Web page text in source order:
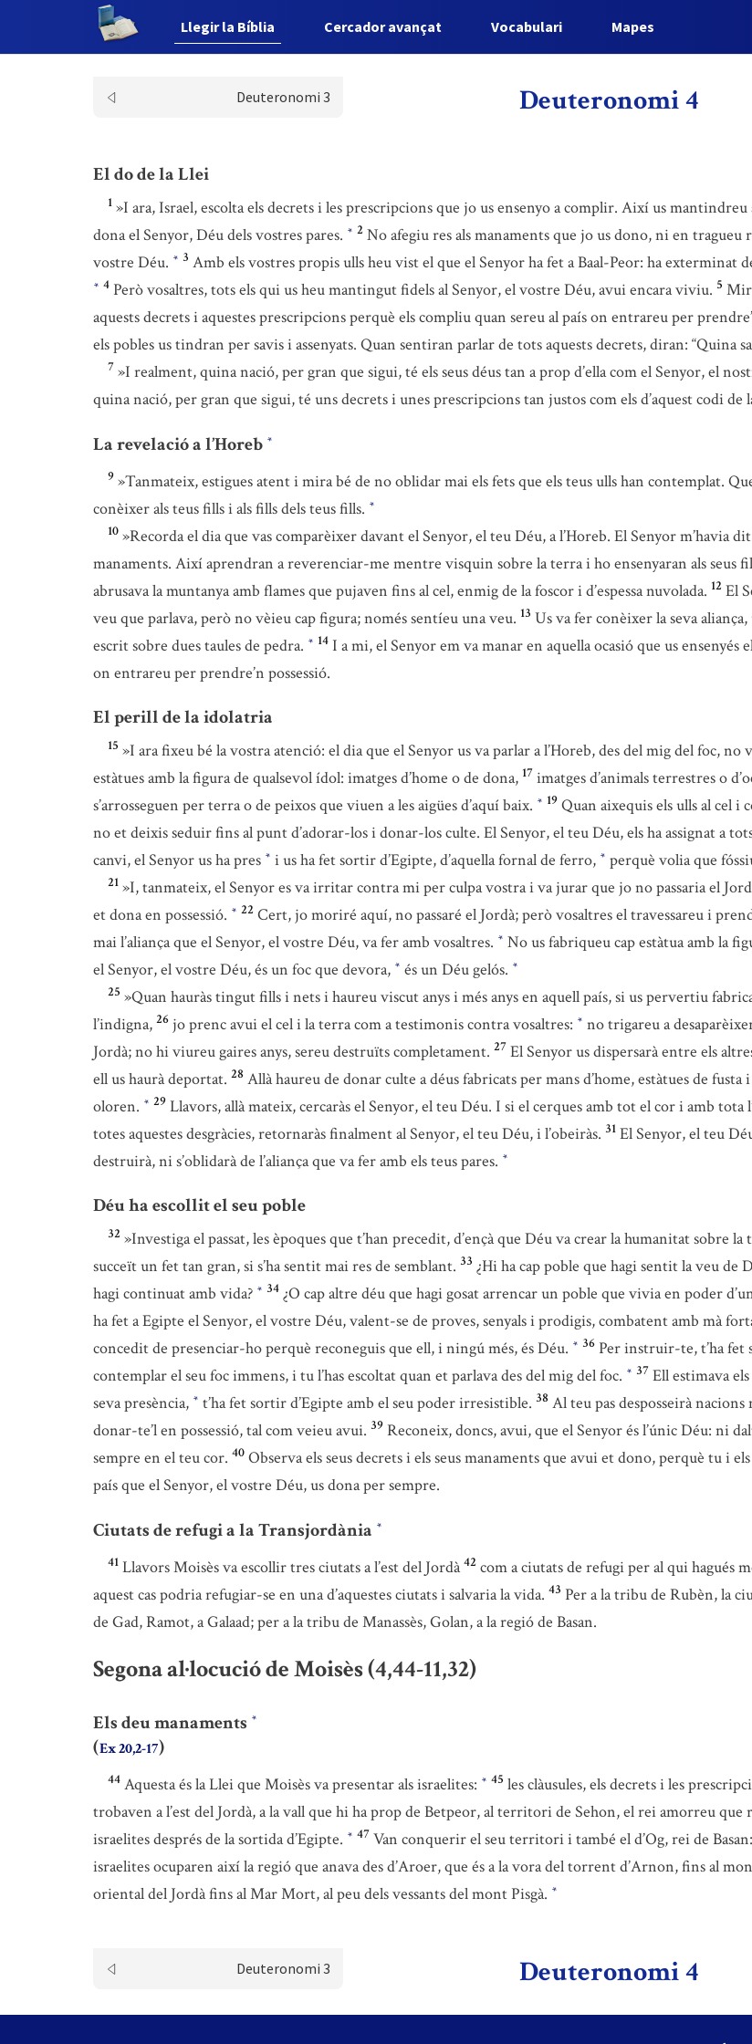
Llegir la Bíblia Cercador avançat Vocabulari Mapes
Deuteronomi 3 Deuteronomi 4
El do de la Llei
1 »I ara, Israel, escolta els decrets i les prescripcions que jo us ensenyo a complir. Així us
dona el Senyor, Déu dels vostres pares. * 2 No afegiu res als manaments que jo us dono, ni en
vostre Déu. * 3 Amb els vostres propis ulls heu vist el que el Senyor ha fet a Baal-Peor: ha exterminat
* 4 Però vosaltres, tots els qui us heu mantingut fidels al Senyor, el vostre Déu, avui encara viviu. 5
aquests decrets i aquestes prescripcions perquè els compliu quan sereu al país on entrareu per
els pobles us tindran per savis i assenyats. Quan sentiran parlar de tots aquests decrets, diran: “Quina
7 »I realment, quina nació, per gran que sigui, té els seus déus tan a prop d’ella com el Senyor, el
quina nació, per gran que sigui, té uns decrets i unes prescripcions tan justos com els d’aquest codi de
La revelació a l’Horeb *
9 »Tanmateix, estigues atent i mira bé de no oblidar mai els fets que els teus ulls han contemplat.
conèixer als teus fills i als fills dels teus fills. *
10 »Recorda el dia que vas comparèixer davant el Senyor, el teu Déu, a l’Horeb. El Senyor m’havia
manaments. Així aprendran a reverenciar-me mentre visquin sobre la terra i ho ensenyaran als seus
abrusava la muntanya amb flames que pujaven fins al cel, enmig de la foscor i d’espessa nuvolada. 12 El
veu que parlava, però no vèieu cap figura; només sentíeu una veu. 13 Us va fer conèixer la seva
escrit sobre dues taules de pedra. * 14 I a mi, el Senyor em va manar en aquella ocasió que us
on entrareu per prendre’n possessió.
El perill de la idolatria
15 »I ara fixeu bé la vostra atenció: el dia que el Senyor us va parlar a l’Horeb, des del mig del foc, no
estàtues amb la figura de qualsevol ídol: imatges d’home o de dona, 17 imatges d’animals terrestres o
s’arrosseguen per terra o de peixos que viuen a les aigües d’aquí baix. * 19 Quan aixequis els ulls al cel i
no et deixis seduir fins al punt d’adorar-los i donar-los culte. El Senyor, el teu Déu, els ha assignat a
canvi, el Senyor us ha pres * i us ha fet sortir d’Egipte, d’aquella fornal de ferro, * perquè volia que
21 »I, tanmateix, el Senyor es va irritar contra mi per culpa vostra i va jurar que jo no passaria el
et dona en possessió. * 22 Cert, jo moriré aquí, no passaré el Jordà; però vosaltres el travessareu i
mai l’aliança que el Senyor, el vostre Déu, va fer amb vosaltres. * No us fabriqueu cap estàtua amb la
el Senyor, el vostre Déu, és un foc que devora, * és un Déu gelós. *
25 »Quan hauràs tingut fills i nets i haureu viscut anys i més anys en aquell país, si us pervertiu
l’indigna, 26 jo prenc avui el cel i la terra com a testimonis contra vosaltres: * no trigareu a
Jordà; no hi viureu gaires anys, sereu destruïts completament. 27 El Senyor us dispersarà entre els
ell us haurà deportat. 28 Allà haureu de donar culte a déus fabricats per mans d’home, estàtues de
oloren. * 29 Llavors, allà mateix, cercaràs el Senyor, el teu Déu. I si el cerques amb tot el cor i amb tota
totes aquestes desgràcies, retornaràs finalment al Senyor, el teu Déu, i l’obeiràs. 31 El Senyor, el teu
destruirà, ni s’oblidarà de l’aliança que va fer amb els teus pares. *
Déu ha escollit el seu poble
32 »Investiga el passat, les èpoques que t’han precedit, d’ençà que Déu va crear la humanitat sobre
succeït un fet tan gran, si s’ha sentit mai res de semblant. 33 ¿Hi ha cap poble que hagi sentit la veu de
hagi continuat amb vida? * 34 ¿O cap altre déu que hagi gosat arrencar un poble que vivia en poder
ha fet a Egipte el Senyor, el vostre Déu, valent-se de proves, senyals i prodigis, combatent amb mà
concedit de presenciar-ho perquè reconeguis que ell, i ningú més, és Déu. * 36 Per instruir-te, t’ha fet
contemplar el seu foc immens, i tu l’has escoltat quan et parlava des del mig del foc. * 37 Ell estimava
seva presència, * t’ha fet sortir d’Egipte amb el seu poder irresistible. 38 Al teu pas desposseirà
donar-te’l en possessió, tal com veieu avui. 39 Reconeix, doncs, avui, que el Senyor és l’únic Déu: ni
sempre en el teu cor. 40 Observa els seus decrets i els seus manaments que avui et dono, perquè tu i
país que el Senyor, el vostre Déu, us dona per sempre.
Ciutats de refugi a la Transjordània *
41 Llavors Moisès va escollir tres ciutats a l’est del Jordà 42 com a ciutats de refugi per al qui hagués
aquest cas podria refugiar-se en una d’aquestes ciutats i salvaria la vida. 43 Per a la tribu de Rubèn, la
de Gad, Ramot, a Galaad; per a la tribu de Manassès, Golan, a la regió de Basan.
Segona al·locució de Moisès (4,44-11,32)
Els deu manaments *
(Ex 20,2-17)
44 Aquesta és la Llei que Moisès va presentar als israelites: * 45 les clàusules, els decrets i les
trobaven a l’est del Jordà, a la vall que hi ha prop de Betpeor, al territori de Sehon, el rei amorreu
israelites després de la sortida d’Egipte. * 47 Van conquerir el seu territori i també el d’Og, rei de
israelites ocuparen així la regió que anava des d’Aroer, que és a la vora del torrent d’Arnon, fins al
oriental del Jordà fins al Mar Mort, al peu dels vessants del mont Pisgà. *
Deuteronomi 3 Deuteronomi 4